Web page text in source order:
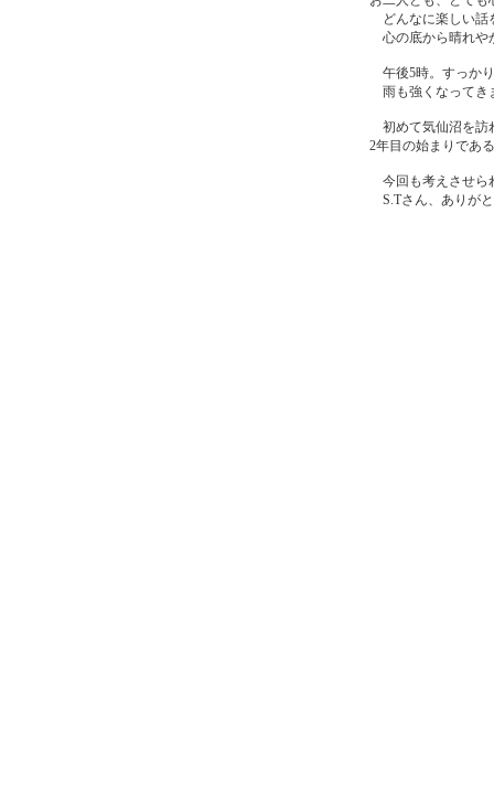
どんなに楽しい話
心の底から晴れや
午後5時。すっか
雨も強くなってき
初めて気仙沼を訪
2年目の始まりであ
今回も考えさせら
S.Tさん、ありが